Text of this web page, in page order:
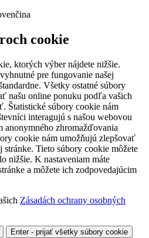
cookie
ktorých výber nájdete nižšie.
pre fungovanie našej
Všetky ostatné súbory
našu online ponuku podľa vašich
Štatistické súbory cookie nám
interagujú s našou webovou
anonymného zhromažďovania
cookie nám umožňujú zlepšovať
stránke. Tieto súbory cookie môžete
nižšie. K nastaveniam máte
a môžete ich zodpovedajúcim
Zásadách ochrany osobných
Enter - prijať všetky súbory cookie